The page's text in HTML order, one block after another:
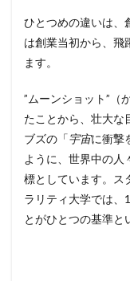
スタ
アッ
プに
10
スモ
ール
ビジ
ネス
をス
トア
ップ
ひとつめの違いは、
は創業当初から、飛
ます。
”ムーンショット”（
たことから、壮大な
ブズの「宇宙に衝撃
ように、世界中の人
標としています。ス
ラリティ大学では、
とがひとつの基準と